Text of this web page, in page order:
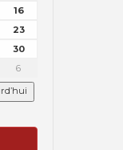
16
23
30
6